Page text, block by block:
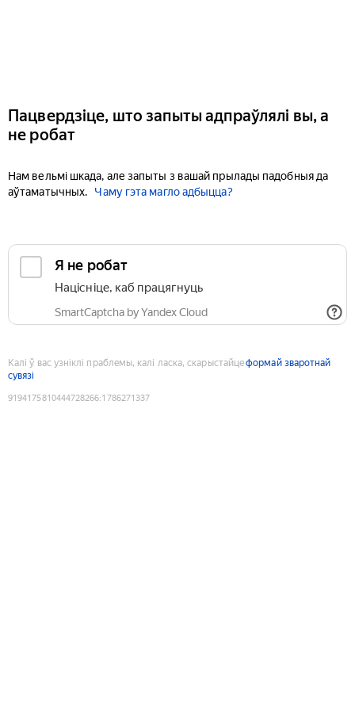
Пацвердзіце, што запыты адпраўлялі вы, а
не робат
Нам вельмі шкада, але запыты з вашай прылады падобныя да
аўтаматычных.
Чаму гэта магло адбыцца?
Я не робат
Націсніце, каб працягнуць
SmartCaptcha by Yandex Cloud
Калі ў вас узніклі праблемы, калі ласка, скарыстайцеформай зваротнай
сувязі
9194175810444728266:1786271337